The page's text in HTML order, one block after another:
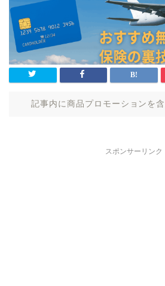
記事内に商品プロモーションを
スポンサーリンク